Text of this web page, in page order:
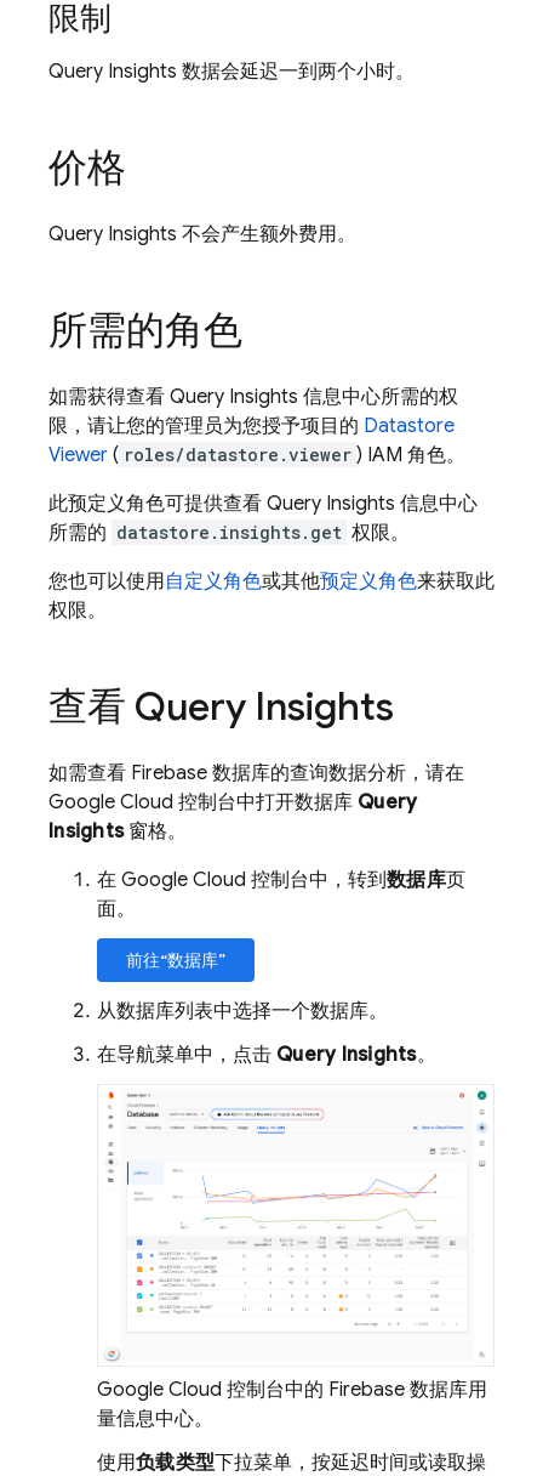
限制
Query Insights 数据会延迟一到两个小时。
价格
Query Insights 不会产生额外费用。
所需的角色
如需获得查看 Query Insights 信息中心所需的权
限，请让您的管理员为您授予项目的 Datastore
Viewer ( roles/datastore.viewer ) IAM 角色。
此预定义角色可提供查看 Query Insights 信息中心
所需的 datastore.insights.get 权限。
您也可以使用自定义角色或其他预定义角色来获取此
权限。
查看 Query Insights
如需查看 Firebase 数据库的查询数据分析，请在
Google Cloud 控制台中打开数据库 Query
Insights窗格。
在 Google Cloud 控制台中，转到数据库页
面。
前往“数据库”
从数据库列表中选择一个数据库。
在导航菜单中，点击 Query Insights。
Google Cloud 控制台中的 Firebase 数据库用
量信息中心。
使用负载类型下拉菜单，按延迟时间或读取操